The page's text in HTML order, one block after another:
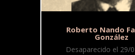
Roberto Nando
González
Desaparecido el 29/